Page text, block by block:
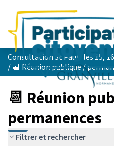
Consultation St Paul : les 15,
/ 📆 Réunion publique /
📆 Réunion
permanences
Filtrer et rechercher